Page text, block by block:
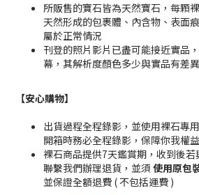
所販售的寶石皆為天然寶石，每顆
天然形成的包裹體、內含物、表面
屬於正常情況
刊登的照片影片已盡可能接近實品
幕，其解析度顏色多少與實品有差異
【安心購物】
出貨過程全程錄影，並使用裸石專
開箱時務必全程錄影，保障你我權益
裸石商品提供7天鑑賞期，收到後
聯繫我們辦理退貨，並須 使用原包
並保證全額退費 ( 不包括運費 )